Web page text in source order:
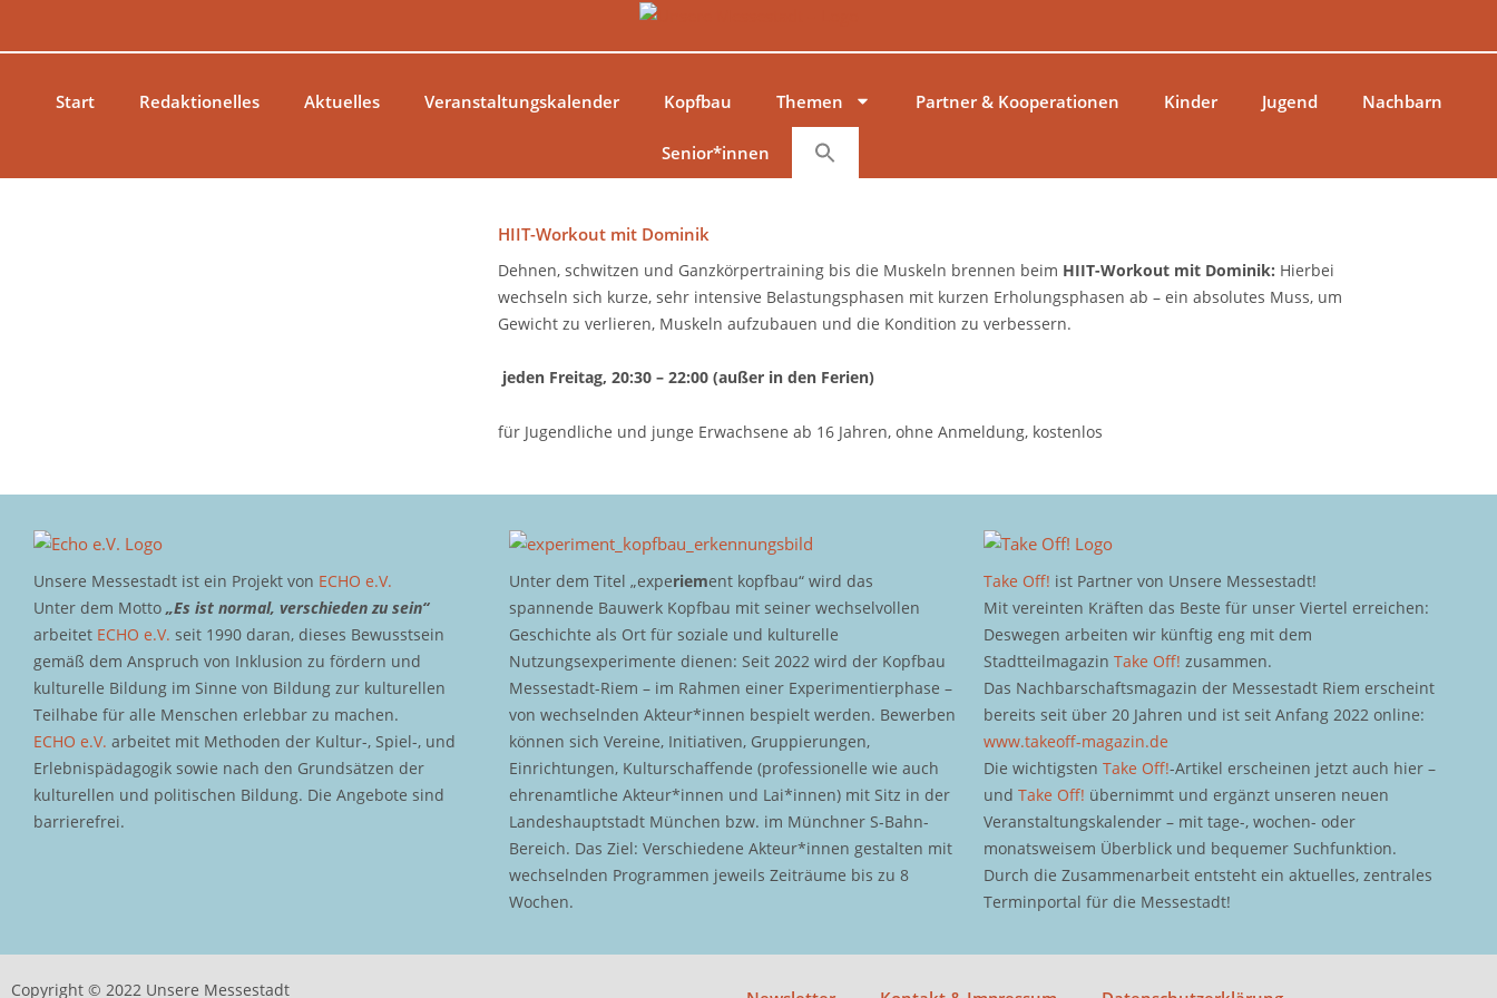
Start
Redaktionelles Aktuelles Veranstaltungskalender Kopfbau Themen Partner & Kooperationen Kinder Jugend Nachbarn
Senior*innen
HIIT-Workout mit Dominik
Dehnen, schwitzen und Ganzkörpertraining bis die Muskeln brennen beim HIIT-Workout mit Dominik: Hierbei
wechseln sich kurze, sehr intensive Belastungsphasen mit kurzen Erholungsphasen ab – ein absolutes Muss, um
Gewicht zu verlieren, Muskeln aufzubauen und die Kondition zu verbessern.
jeden Freitag, 20:30 – 22:00 (außer in den Ferien)
für Jugendliche und junge Erwachsene ab 16 Jahren, ohne Anmeldung, kostenlos
Unsere Messestadt ist ein Projekt von ECHO e.V.
Unter dem Motto „Es ist normal, verschieden zu sein“
arbeitet ECHO e.V. seit 1990 daran, dieses Bewusstsein
gemäß dem Anspruch von Inklusion zu fördern und
kulturelle Bildung im Sinne von Bildung zur kulturellen
Teilhabe für alle Menschen erlebbar zu machen.
ECHO e.V. arbeitet mit Methoden der Kultur-, Spiel-, und
Erlebnispädagogik sowie nach den Grundsätzen der
kulturellen und politischen Bildung. Die Angebote sind
barrierefrei.
Unter dem Titel „experiement kopfbau“ wird das
spannende Bauwerk Kopfbau mit seiner wechselvollen
Geschichte als Ort für soziale und kulturelle
Nutzungsexperimente dienen: Seit 2022 wird der Kopfbau
Messestadt-Riem – im Rahmen einer Experimentierphase –
von wechselnden Akteur*innen bespielt werden. Bewerben
können sich Vereine, Initiativen, Gruppierungen,
Einrichtungen, Kulturschaffende (professionelle wie auch
ehrenamtliche Akteur*innen und Lai*innen) mit Sitz in der
Landeshauptstadt München bzw. im Münchner S-Bahn-
Bereich. Das Ziel: Verschiedene Akteur*innen gestalten mit
wechselnden Programmen jeweils Zeiträume bis zu 8
Wochen.
Take Off! ist Partner von Unsere Messestadt!
Mit vereinten Kräften das Beste für unser Viertel erreichen:
Deswegen arbeiten wir künftig eng mit dem
StadtteilmagazinTake Off! zusammen.
Das Nachbarschaftsmagazin der Messestadt Riem erscheint
bereits seit über 20 Jahren und ist seit Anfang 2022 online:
www.takeoff-magazin.de
Die wichtigstenTake Off!-Artikel erscheinen jetzt auch hier –
undTake Off! übernimmt und ergänzt unseren neuen
Veranstaltungskalender – mit tage-, wochen- oder
monatsweisem Überblick und bequemer Suchfunktion.
Durch die Zusammenarbeit entsteht ein aktuelles, zentrales
Terminportal für die Messestadt!
Copyright © 2022 Unsere Messestadt